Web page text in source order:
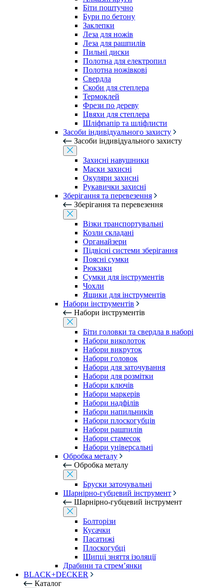
Біти поштучно
Бури по бетону
Заклепки
Леза для ножів
Леза для рашпилів
Пильні диски
Полотна для електропил
Полотна ножівкові
Свердла
Скоби для степлера
Термоклей
Фрези по дереву
Цвяхи для степлера
Шліфпапір та шліфлисти
Засоби індивідуального захисту
Засоби індивідуального захисту
Захисні навушники
Маски захисні
Окуляри захисні
Рукавички захисні
Зберігання та перевезення
Зберігання та перевезення
Візки транспортувальні
Козли складані
Органайзери
Підвісні системи зберігання
Поясні сумки
Рюкзаки
Сумки для інструментів
Чохли
Ящики для інструментів
Набори інструментів
Набори інструментів
Біти головки та свердла в наборі
Набори виколоток
Набори викруток
Набори головок
Набори для заточування
Набори для розмітки
Набори ключів
Набори маркерів
Набори надфілів
Набори напильників
Набори плоскогубців
Набори рашпилів
Набори стамесок
Набори універсальні
Обробка металу
Обробка металу
Бруски заточувальні
Шарнірно-губцевий інструмент
Шарнірно-губцевий інструмент
Болторізи
Кусачки
Пасатижі
Плоскогубці
Щипці зняття ізоляції
Драбини та стрем’янки
BLACK+DECKER
Каталог